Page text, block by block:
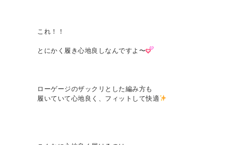
これ！！
とにかく履き心地良しなんですよ〜
ローゲージのザックリとした編み方も
履いていて心地良く、フィットして快適